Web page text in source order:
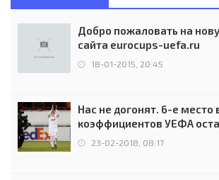
Добро пожаловать на
сайта eurocups-uefa.ru
18-01-2015, 20:45
Нас не догонят. 6-е место
коэффициентов УЕФА
Россией
23-02-2018, 08:17